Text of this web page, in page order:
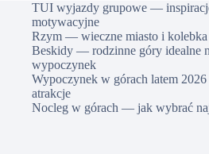
TUI wyjazdy grupowe —
motywacyjne
Rzym — wieczne miasto i
Beskidy — rodzinne góry idealne
wypoczynek
Wypoczynek w górach latem
atrakcje
Nocleg w górach — jak wybrać